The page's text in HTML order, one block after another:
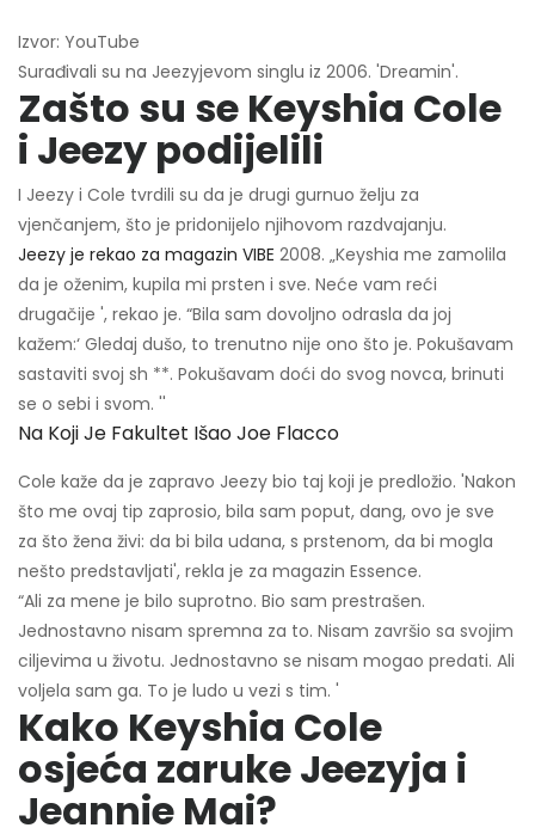
Izvor: YouTube
Surađivali su na Jeezyjevom singlu iz 2006. 'Dreamin'.
Zašto su se Keyshia Cole
i Jeezy podijelili
I Jeezy i Cole tvrdili su da je drugi gurnuo želju za
vjenčanjem, što je pridonijelo njihovom razdvajanju.
Jeezy je rekao za magazin VIBE 2008. „Keyshia me zamolila
da je oženim, kupila mi prsten i sve. Neće vam reći
drugačije ', rekao je. “Bila sam dovoljno odrasla da joj
kažem:‘ Gledaj dušo, to trenutno nije ono što je. Pokušavam
sastaviti svoj sh **. Pokušavam doći do svog novca, brinuti
se o sebi i svom. ''
Na Koji Je Fakultet Išao Joe Flacco
Cole kaže da je zapravo Jeezy bio taj koji je predložio. 'Nakon
što me ovaj tip zaprosio, bila sam poput, dang, ovo je sve
za što žena živi: da bi bila udana, s prstenom, da bi mogla
nešto predstavljati', rekla je za magazin Essence.
“Ali za mene je bilo suprotno. Bio sam prestrašen.
Jednostavno nisam spremna za to. Nisam završio sa svojim
ciljevima u životu. Jednostavno se nisam mogao predati. Ali
voljela sam ga. To je ludo u vezi s tim. '
Kako Keyshia Cole
osjeća zaruke Jeezyja i
Jeannie Mai?